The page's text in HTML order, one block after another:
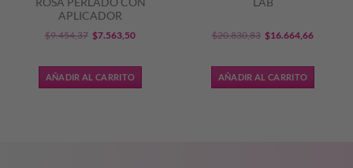
ROSA PERLADO CON
APLICADOR
$9.454,37 El
original
era:
$7.563,50El
es:
AÑADIR AL CARRITO
LAB
$20.830,83 El
original
era:
$16.664,66El
es:
AÑADIR AL CARRITO